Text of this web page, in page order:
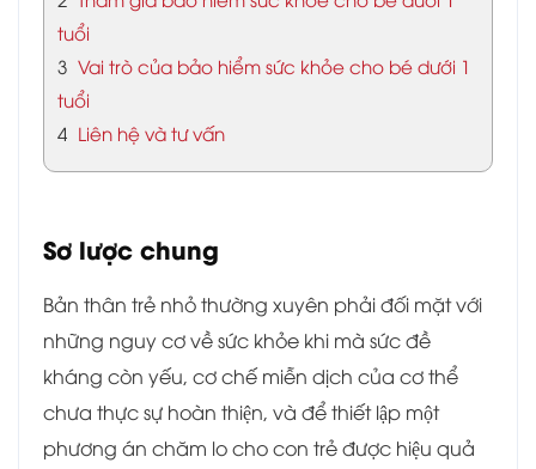
tuổi
3 Vai trò của bảo hiểm sức khỏe cho bé dưới 1
tuổi
4 Liên hệ và tư vấn
Sơ lược chung
Bản thân trẻ nhỏ thường xuyên phải đối mặt với
những nguy cơ về sức khỏe khi mà sức đề
kháng còn yếu, cơ chế miễn dịch của cơ thể
chưa thực sự hoàn thiện, và để thiết lập một
phương án chăm lo cho con trẻ được hiệu quả